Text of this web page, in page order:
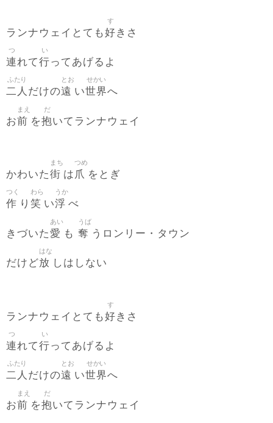
ランナウェイとても好
す
きさ
連
つ
れて行
い
ってあげるよ
二人
ふたり
だけの遠
とお
い世界
せかい
へ
お前
まえ
を抱
だ
いてランナウェイ
かわいた街
まち
は 爪
つめ
をとぎ
作
つく
り 笑
わら
い浮
うか
べ
きづいた愛
あい
も 奪
うば
うロンリー・タウン
だけど放
はな
しはしない
ランナウェイとても好
す
きさ
連
つ
れて行
い
ってあげるよ
二人
ふたり
だけの遠
とお
い世界
せかい
へ
お前
まえ
を抱
だ
いてランナウェイ